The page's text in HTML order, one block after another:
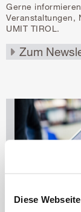
Diese
Gerne
Veranstaltungen,
UMIT TIROL.
Download